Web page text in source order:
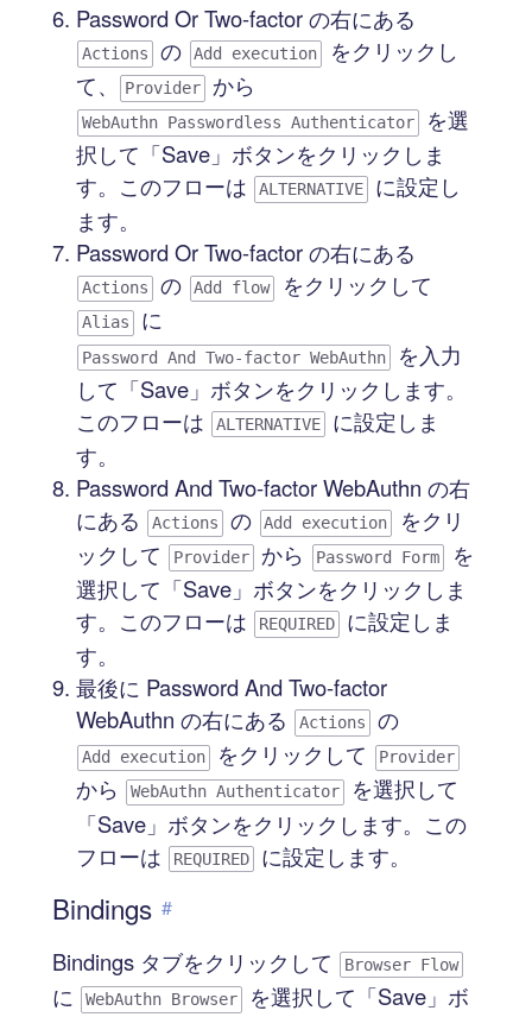
Password Or Two-factor の右にある
Actions の Add execution
をクリックし
て、
Provider から
WebAuthn Passwordless Authenticator
を選
択して「Save」ボタンをクリックしま
す。このフローは
ALTERNATIVE
に設定し
ます。
Password Or Two-factor の右にある
Actions の Add flow をクリックして
Alias に
Password And Two-factor WebAuthn
を入力
して「Save」ボタンをクリックします。
このフローは
ALTERNATIVE
に設定しま
す。
Password And Two-factor WebAuthn の右
にある
Actions の Add execution
をクリ
ックして
Provider から Password Form
を
選択して「Save」ボタンをクリックしま
す。このフローは
REQUIRED
に設定しま
す。
最後に Password And Two-factor
WebAuthn の右にある
Actions の
Add execution をクリックして Provider
から WebAuthn Authenticator
を選択して
「Save」ボタンをクリックします。この
フローは
REQUIRED に設定します。
Bindings #
Bindings タブをクリックして Browser Flow
に WebAuthn Browser
を選択して「Save」ボ